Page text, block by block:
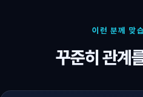
이런 분께 맞
꾸준히 관계